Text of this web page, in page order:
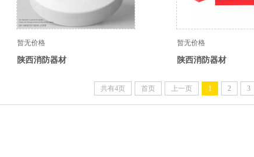
暂无价格
陕西消防器材
暂无价格
陕西消防器材
共有4页 首页 上一页 1 2 3